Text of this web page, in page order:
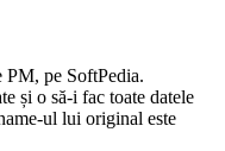
PM, pe SoftPedia.
și o să-i fac toate datele
ul lui original este